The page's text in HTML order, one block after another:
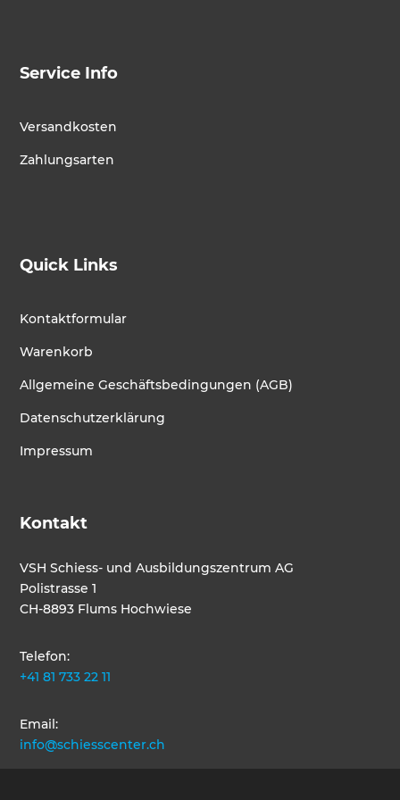
Service Info
Versandkosten
Zahlungsarten
Quick Links
Kontaktformular
Warenkorb
Allgemeine Geschäftsbedingungen (AGB)
Datenschutzerklärung
Impressum
Kontakt
VSH Schiess- und Ausbildungszentrum AG
Polistrasse 1
CH-8893 Flums Hochwiese
Telefon:
+41 81 733 22 11
Email:
info@schiesscenter.ch